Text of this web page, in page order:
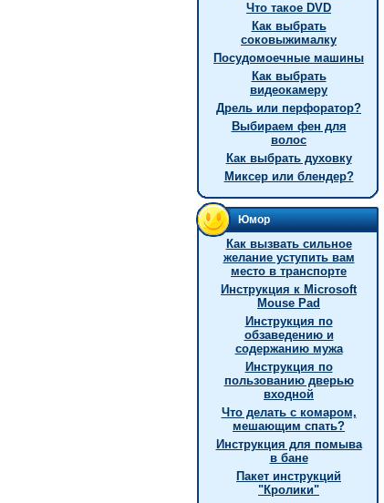
Что такое DVD
Как выбрать
соковыжималку
Посудомоечные машины
Как выбрать
видеокамеру
Дрель или перфоратор?
Выбираем фен для
волос
Как выбрать духовку
Миксер или блендер?
Юмор
Как вызвать сильное
желание уступить вам
место в транспорте
Инструкция к Microsoft
Mouse Pad
Инструкция по
обзаведению и
содержанию мужа
Инструкция по
пользованию дверью
входной
Что делать с комаром,
мешающим спать?
Инструкция для помыва
в бане
Пакет инструкций
"Кролики"